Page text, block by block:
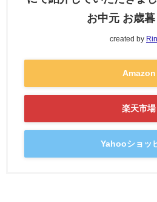
お中元 お歳
created by
Amazon
楽天市場
Yahooショッ